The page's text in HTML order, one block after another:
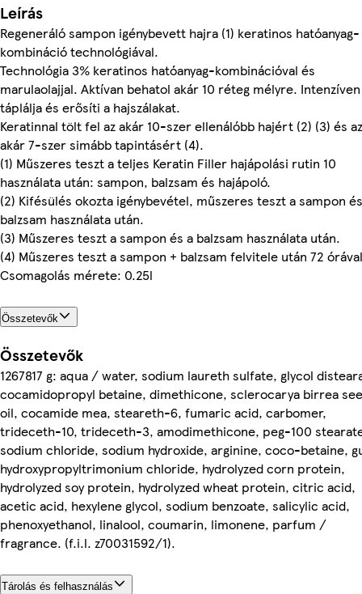
Leírás
Regeneráló sampon igénybevett hajra (1) keratinos hatóanyag-
kombináció technológiával.
Technológia 3% keratinos hatóanyag-kombinációval és
marulaolajjal. Aktívan behatol akár 10 réteg mélyre. Intenzíven
táplálja és erősíti a hajszálakat.
Keratinnal tölt fel az akár 10-szer ellenálóbb hajért (2) (3) és az
akár 7-szer simább tapintásért (4).
(1) Műszeres teszt a teljes Keratin Filler hajápolási rutin 10
használata után: sampon, balzsam és hajápoló.
(2) Kifésülés okozta igénybevétel, műszeres teszt a sampon
balzsam használata után.
(3) Műszeres teszt a sampon és a balzsam használata után.
(4) Műszeres teszt a sampon + balzsam felvitele után 72
Csomagolás mérete: 0.25l
Összetevők
Összetevők
1267817 g: aqua / water, sodium laureth sulfate, glycol
cocamidopropyl betaine, dimethicone, sclerocarya birrea
oil, cocamide mea, steareth-6, fumaric acid, carbomer,
trideceth-10, trideceth-3, amodimethicone, peg-100
sodium chloride, sodium hydroxide, arginine, coco-betaine,
hydroxypropyltrimonium chloride, hydrolyzed corn protein,
hydrolyzed soy protein, hydrolyzed wheat protein, citric acid,
acetic acid, hexylene glycol, sodium benzoate, salicylic acid,
phenoxyethanol, linalool, coumarin, limonene, parfum /
fragrance. (f.i.l. z70031592/1).
Tárolás és felhasználás